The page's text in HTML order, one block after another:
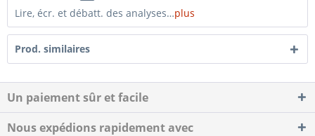
Lire, écr. et débatt. des analyses…plus
Prod. similaires
Un paiement sûr et facile
Nous expédions rapidement avec